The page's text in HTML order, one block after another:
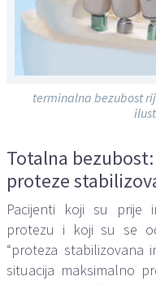
terminalna bezubost
Totalna
proteze
Pacijenti koji su prije
protezu i koji su se
“proteza stabilizovana
situacija maksimalno